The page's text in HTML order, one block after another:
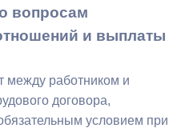
вопросам
и выплаты
между работником и
договора,
условием при